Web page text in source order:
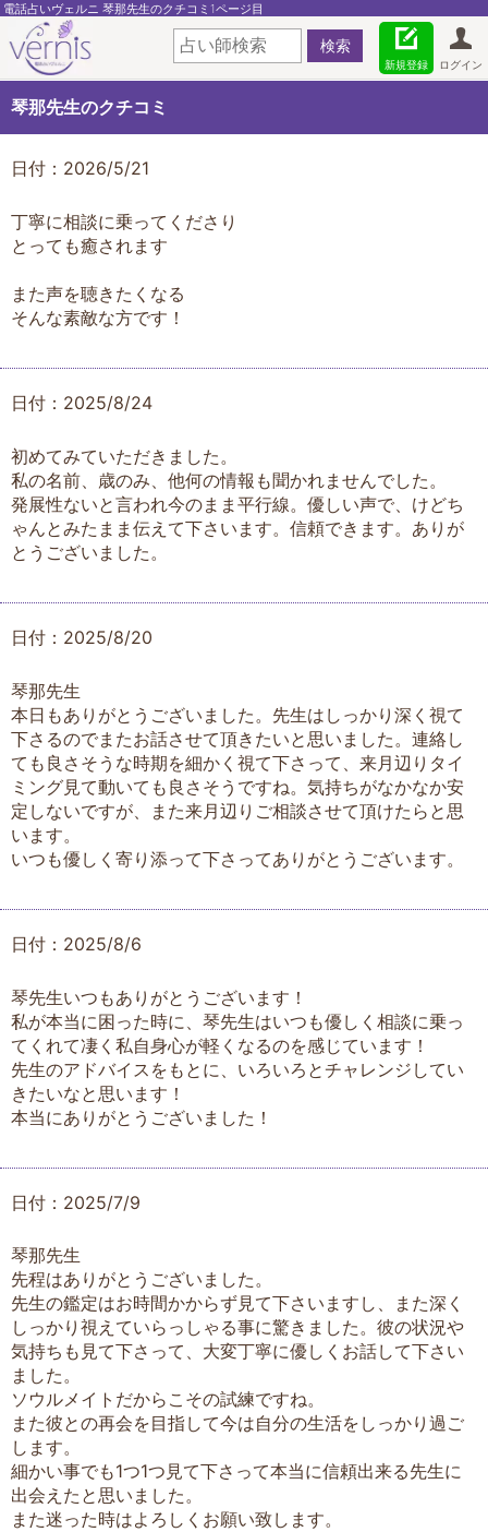
電話占いヴェルニ 琴那先生のクチコミ1ページ目
ログイン
新規登録
琴那先生のクチコミ
日付：2026/5/21
丁寧に相談に乗ってくださり
とっても癒されます
また声を聴きたくなる
そんな素敵な方です！
日付：2025/8/24
初めてみていただきました。
私の名前、歳のみ、他何の情報も聞かれませんでした。
発展性ないと言われ今のまま平行線。優しい声で、けどち
ゃんとみたまま伝えて下さいます。信頼できます。ありが
とうございました。
日付：2025/8/20
琴那先生
本日もありがとうございました。先生はしっかり深く視て
下さるのでまたお話させて頂きたいと思いました。連絡し
ても良さそうな時期を細かく視て下さって、来月辺りタイ
ミング見て動いても良さそうですね。気持ちがなかなか安
定しないですが、また来月辺りご相談させて頂けたらと思
います。
いつも優しく寄り添って下さってありがとうございます。
日付：2025/8/6
琴先生いつもありがとうございます！
私が本当に困った時に、琴先生はいつも優しく相談に乗っ
てくれて凄く私自身心が軽くなるのを感じています！
先生のアドバイスをもとに、いろいろとチャレンジしてい
きたいなと思います！
本当にありがとうございました！
日付：2025/7/9
琴那先生
先程はありがとうございました。
先生の鑑定はお時間かからず見て下さいますし、また深く
しっかり視えていらっしゃる事に驚きました。彼の状況や
気持ちも見て下さって、大変丁寧に優しくお話して下さい
ました。
ソウルメイトだからこその試練ですね。
また彼との再会を目指して今は自分の生活をしっかり過ご
します。
細かい事でも1つ1つ見て下さって本当に信頼出来る先生に
出会えたと思いました。
また迷った時はよろしくお願い致します。